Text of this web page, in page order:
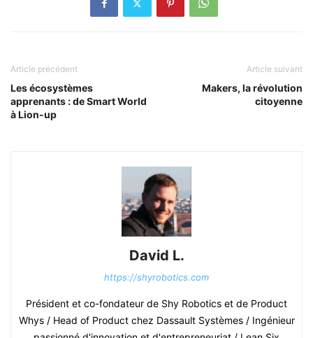
Article précédent
Les écosystèmes
apprenants : de Smart World
à Lion-up
Article suivant
Makers, la révolution
citoyenne
David L.
https://shyrobotics.com
Président et co-fondateur de Shy Robotics et de Product
Whys / Head of Product chez Dassault Systèmes / Ingénieur